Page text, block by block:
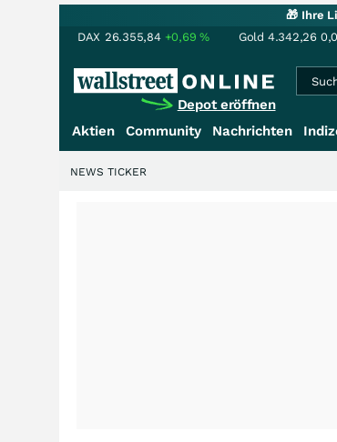
🎁 Ihre
DAX 26.355,84 +0,69% Gold 4.342,26
Depot eröffnen
Aktien Community Nachrichten
NEWS TICKER